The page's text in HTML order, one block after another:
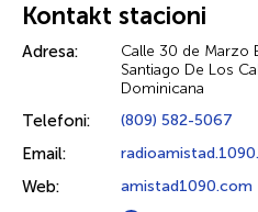
Kontakt stacioni
Adresa:
Calle 30 de Marzo
Santiago De Los
Dominicana
Telefoni: (809) 582-5067
Email:
Web: amistad1090.com